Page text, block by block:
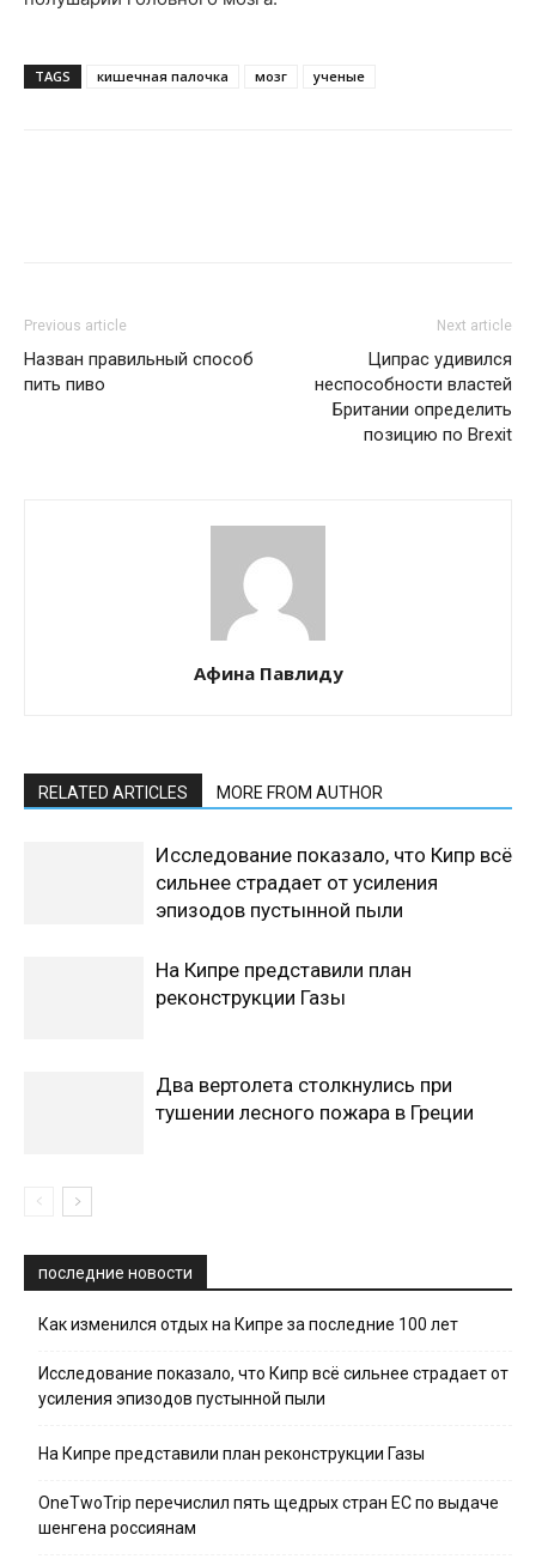
TAGS кишечная палочка мозг ученые
Previous article
Назван правильный способ
пить пиво
Next article
Ципрас удивился
неспособности властей
Британии определить
позицию по Brexit
Афина Павлиду
RELATED ARTICLES MORE FROM AUTHOR
Исследование показало, что Кипр всё
сильнее страдает от усиления
эпизодов пустынной пыли
На Кипре представили план
реконструкции Газы
Два вертолета столкнулись при
тушении лесного пожара в Греции
последние новости
Как изменился отдых на Кипре за последние 100 лет
Исследование показало, что Кипр всё сильнее страдает от
усиления эпизодов пустынной пыли
На Кипре представили план реконструкции Газы
OneTwoTrip перечислил пять щедрых стран ЕС по выдаче
шенгена россиянам